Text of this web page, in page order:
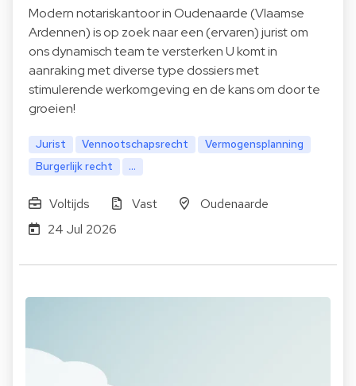
Modern notariskantoor in Oudenaarde (Vlaamse
Ardennen) is op zoek naar een (ervaren) jurist om
ons dynamisch team te versterken U komt in
aanraking met diverse type dossiers met
stimulerende werkomgeving en de kans om door te
groeien!
Jurist Vennootschapsrecht
Vermogensplanning
Burgerlijk recht
...
Voltijds Vast
Oudenaarde
24 Jul 2026